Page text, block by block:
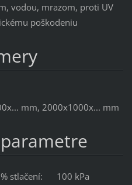
vodou, mrazom, proti UV
poškodeniu
mm, 2000x1000x... mm
stlačení: 100 kPa